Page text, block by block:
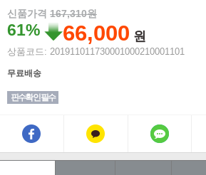
신품가격 167,310원
61% 66,000 원
상품코드: 201911011730001000210001101
무료배송
핀수확인 필수